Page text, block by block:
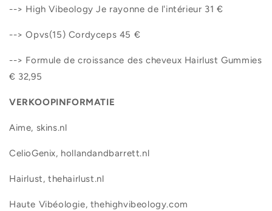
--> High Vibeology Je rayonne de l'intérieur 31 €
--> Opvs(15) Cordyceps 45 €
--> Formule de croissance des cheveux Hairlust Gummies
€ 32,95
VERKOOPINFORMATIE
Aime, skins.nl
CelioGenix, hollandandbarrett.nl
Hairlust, thehairlust.nl
Haute Vibéologie, thehighvibeology.com